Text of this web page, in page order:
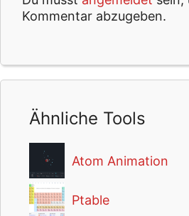
Kommentar abzugeben.
Ähnliche Tools
Atom Animation
Ptable